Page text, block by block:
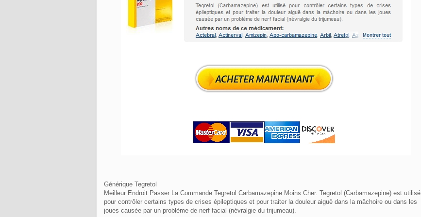
Générique Tegretol
Meilleur Endroit Passer La Commande Tegretol Carbamazepine Moins Cher. Tegretol (Carbamazepine) est utilisé
pour contrôler certains types de crises épileptiques et pour traiter la douleur aiguë dans la mâchoire ou dans les
joues causée par un problème de nerf facial (névralgie du trijumeau).